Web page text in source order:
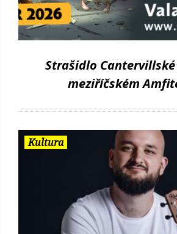
Strašidlo Cantervillské
meziříčském
Kultura